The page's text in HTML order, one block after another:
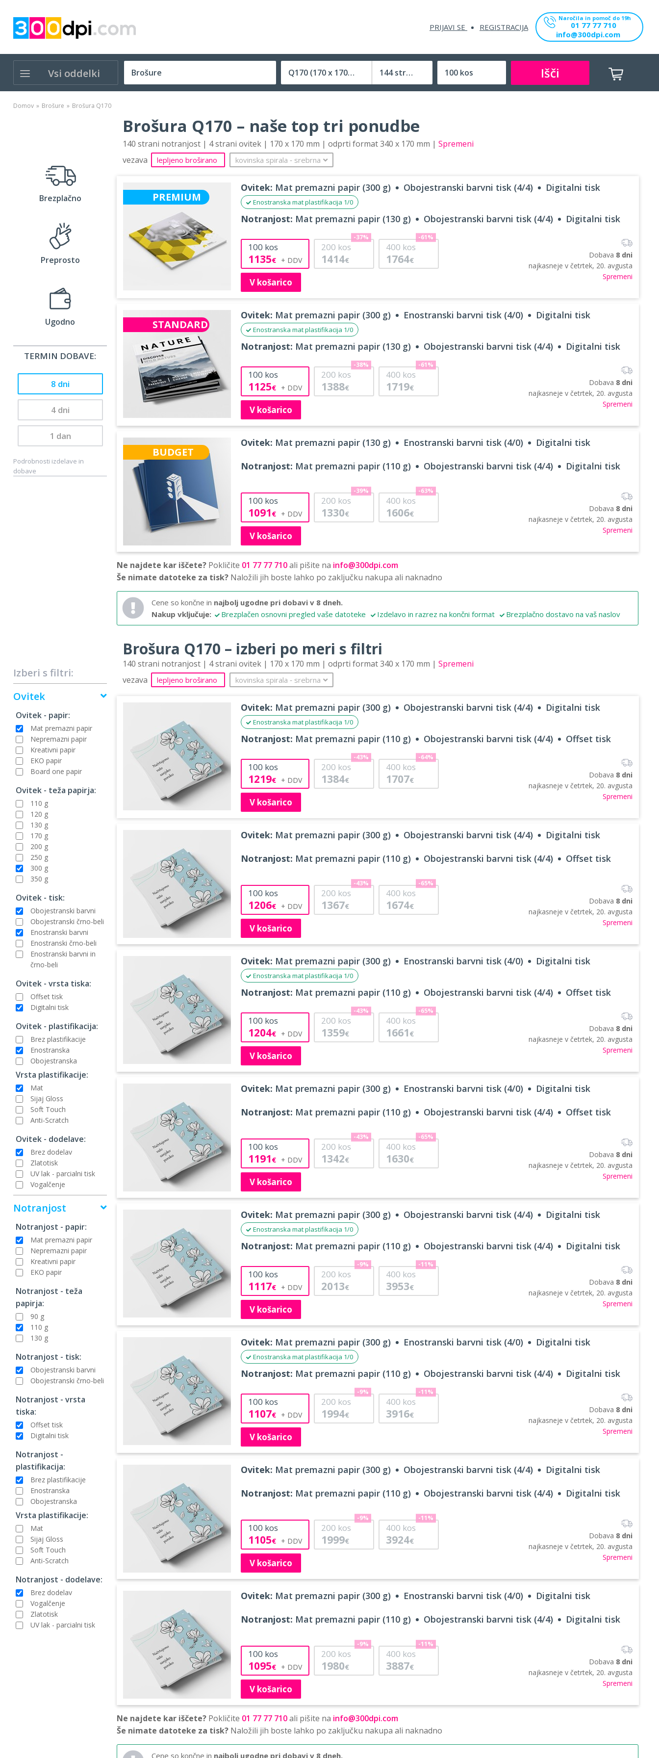
PRIJAVI SE REGISTRACIJA
Naročila in pomoč do 19h
01 77 77 710
info@300dpi.com
Vsi oddelki Q170 (170 x 170 mm)
Velikost (zaprte) tiskovine
144 strani Išči
Domov Brošure Brošura Q170
Brezplačno
Preprosto
Ugodno
TERMIN DOBAVE:
8 dni
4 dni
1 dan
Podrobnosti izdelave in
dobave
Izberi s filtri:
Ovitek
Ovitek - papir:
Mat premazni papir
Nepremazni papir
Kreativni papir
EKO papir
Board one papir
Ovitek - teža papirja:
110 g
120 g
130 g
170 g
200 g
250 g
300 g
350 g
Ovitek - tisk:
Obojestranski barvni
Obojestranski črno-beli
Enostranski barvni
Enostranski črno-beli
Enostranski barvni in
črno-beli
Ovitek - vrsta tiska:
Offset tisk
Digitalni tisk
Ovitek - plastifikacija:
Brez plastifikacije
Enostranska
Obojestranska
Vrsta plastifikacije:
Mat
Sijaj Gloss
Soft Touch
Anti-Scratch
Ovitek - dodelave:
Brez dodelav
Zlatotisk
UV lak - parcialni tisk
Vogalčenje
Notranjost
Notranjost - papir:
Mat premazni papir
Nepremazni papir
Kreativni papir
EKO papir
Notranjost - teža
papirja:
90 g
110 g
130 g
Notranjost - tisk:
Obojestranski barvni
Obojestranski črno-beli
Notranjost - vrsta
tiska:
Offset tisk
Digitalni tisk
Notranjost -
plastifikacija:
Brez plastifikacije
Enostranska
Obojestranska
Vrsta plastifikacije:
Mat
Sijaj Gloss
Soft Touch
Anti-Scratch
Notranjost - dodelave:
Brez dodelav
Vogalčenje
Zlatotisk
UV lak - parcialni tisk
Brošura Q170 – naše top tri ponudbe
140 strani notranjost | 4 strani ovitek | 170 x 170 mm | odprti format 340 x 170 mm | Spremeni
vezava
lepljeno broširano kovinska spirala ‐ srebrna
PREMIUM
Ovitek: Mat premazni papir (300 g) Obojestranski barvni tisk (4/4) Digitalni tisk
Enostranska mat plastifikacija 1/0
Notranjost: Mat premazni papir (130 g) Obojestranski barvni tisk (4/4) Digitalni tisk
100 kos
1135€
200 kos
1414€
-37%
400 kos
1764€
-61%
V košarico
Dobava 8 dni
najkasneje v četrtek, 20. avgusta
Spremeni
STANDARD
Ovitek: Mat premazni papir (300 g) Enostranski barvni tisk (4/0) Digitalni tisk
Enostranska mat plastifikacija 1/0
Notranjost: Mat premazni papir (130 g) Obojestranski barvni tisk (4/4) Digitalni tisk
100 kos
1125€
200 kos
1388€
-38%
400 kos
1719€
-61%
V košarico
Dobava 8 dni
najkasneje v četrtek, 20. avgusta
Spremeni
BUDGET
Ovitek: Mat premazni papir (130 g) Enostranski barvni tisk (4/0) Digitalni tisk
Notranjost: Mat premazni papir (110 g) Obojestranski barvni tisk (4/4) Digitalni tisk
100 kos
1091€
200 kos
1330€
-39%
400 kos
1606€
-63%
V košarico
Dobava 8 dni
najkasneje v četrtek, 20. avgusta
Spremeni
Ne najdete kar iščete? Pokličite 01 77 77 710ali pišite na info@300dpi.com
Še nimate datoteke za tisk? Naložili jih boste lahko po zaključku nakupa ali naknadno
Cene so končne in najbolj ugodne pri dobavi v 8 dneh.
Nakup vključuje:
Brezplačen osnovni pregled vaše datoteke Izdelavo in razrez na končni format Brezplačno dostavo na vaš naslov
Brošura Q170 – izberi po meri s filtri
140 strani notranjost | 4 strani ovitek | 170 x 170 mm | odprti format 340 x 170 mm | Spremeni
vezava
lepljeno broširano kovinska spirala ‐ srebrna
Ovitek: Mat premazni papir (300 g) Obojestranski barvni tisk (4/4) Digitalni tisk
Enostranska mat plastifikacija 1/0
Notranjost: Mat premazni papir (110 g) Obojestranski barvni tisk (4/4) Offset tisk
100 kos
1219€
200 kos
1384€
-43%
400 kos
1707€
-64%
V košarico
Dobava 8 dni
najkasneje v četrtek, 20. avgusta
Spremeni
Ovitek: Mat premazni papir (300 g) Obojestranski barvni tisk (4/4) Digitalni tisk
Notranjost: Mat premazni papir (110 g) Obojestranski barvni tisk (4/4) Offset tisk
100 kos
1206€
200 kos
1367€
-43%
400 kos
1674€
-65%
V košarico
Dobava 8 dni
najkasneje v četrtek, 20. avgusta
Spremeni
Ovitek: Mat premazni papir (300 g) Enostranski barvni tisk (4/0) Digitalni tisk
Enostranska mat plastifikacija 1/0
Notranjost: Mat premazni papir (110 g) Obojestranski barvni tisk (4/4) Offset tisk
100 kos
1204€
200 kos
1359€
-43%
400 kos
1661 €
-65%
V košarico
Dobava 8 dni
najkasneje v četrtek, 20. avgusta
Spremeni
Ovitek: Mat premazni papir (300 g) Enostranski barvni tisk (4/0) Digitalni tisk
Notranjost: Mat premazni papir (110 g) Obojestranski barvni tisk (4/4) Offset tisk
100 kos
1191€
200 kos
1342€
-43%
400 kos
1630€
-65%
V košarico
Dobava 8 dni
najkasneje v četrtek, 20. avgusta
Spremeni
Ovitek: Mat premazni papir (300 g) Obojestranski barvni tisk (4/4) Digitalni tisk
Enostranska mat plastifikacija 1/0
Notranjost: Mat premazni papir (110 g) Obojestranski barvni tisk (4/4) Digitalni tisk
100 kos
1117€
200 kos
2013€
-9%
400 kos
3953€
-11%
V košarico
Dobava 8 dni
najkasneje v četrtek, 20. avgusta
Spremeni
Ovitek: Mat premazni papir (300 g) Enostranski barvni tisk (4/0) Digitalni tisk
Enostranska mat plastifikacija 1/0
Notranjost: Mat premazni papir (110 g) Obojestranski barvni tisk (4/4) Digitalni tisk
100 kos
1107€
200 kos
1994€
-9%
400 kos
3916€
-11%
V košarico
Dobava 8 dni
najkasneje v četrtek, 20. avgusta
Spremeni
Ovitek: Mat premazni papir (300 g) Obojestranski barvni tisk (4/4) Digitalni tisk
Notranjost: Mat premazni papir (110 g) Obojestranski barvni tisk (4/4) Digitalni tisk
100 kos
1105€
200 kos
1999€
-9%
400 kos
3924€
-11%
V košarico
Dobava 8 dni
najkasneje v četrtek, 20. avgusta
Spremeni
Ovitek: Mat premazni papir (300 g) Enostranski barvni tisk (4/0) Digitalni tisk
Notranjost: Mat premazni papir (110 g) Obojestranski barvni tisk (4/4) Digitalni tisk
100 kos
1095€
200 kos
1980€
-9%
400 kos
3887€
-11%
V košarico
Dobava 8 dni
najkasneje v četrtek, 20. avgusta
Spremeni
Ne najdete kar iščete? Pokličite 01 77 77 710ali pišite na info@300dpi.com
Še nimate datoteke za tisk? Naložili jih boste lahko po zaključku nakupa ali naknadno
Cene so končne in najbolj ugodne pri dobavi v 8 dneh.